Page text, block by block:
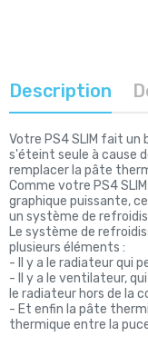
Description
Votre PS4 SLIM fait
s'éteint seule à cause
remplacer la pâte
Comme votre PS4
graphique puissante,
un système de
Le système de
plusieurs éléments :
- Il y a le radiateur qui
- Il y a le ventilateur,
le radiateur hors de la
- Et enfin la pâte
thermique entre la